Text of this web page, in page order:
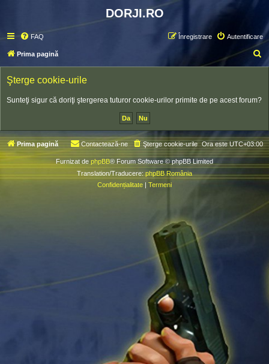
DORJI.RO
FAQ Autentificare
Înregistrare
Prima pagină
ă
e
Şterge cookie-urile
Sunteţi sigur că doriţi ştergerea tuturor cookie-urilor primite de pe acest forum?
Prima pagină Ora esteUTC+03:00
Şterge cookie-urile
Contactează-ne
Furnizat de phpBB® Forum Software © phpBB Limited
Translation/Traducere:phpBB România
Confidențialitate | Termeni